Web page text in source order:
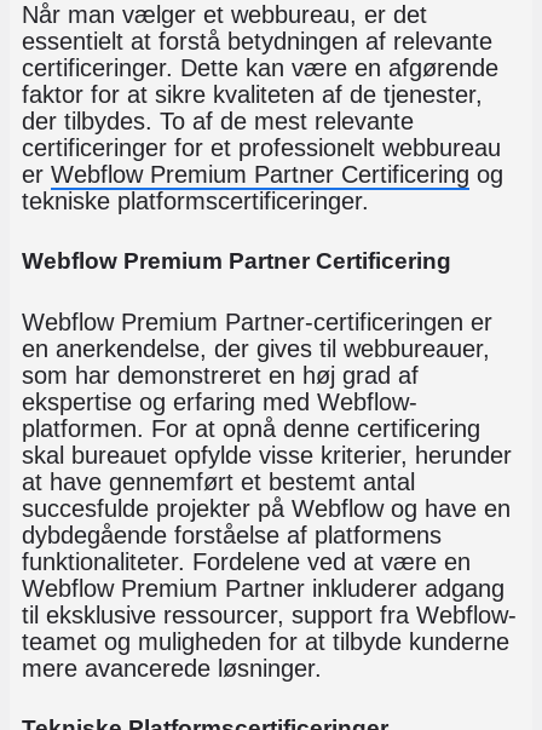
Når man vælger et webbureau, er det
essentielt at forstå betydningen af relevante
certificeringer. Dette kan være en afgørende
faktor for at sikre kvaliteten af de tjenester,
der tilbydes. To af de mest relevante
certificeringer for et professionelt webbureau
er Webflow Premium Partner Certificering og
tekniske platformscertificeringer.
Webflow Premium Partner Certificering
Webflow Premium Partner-certificeringen er
en anerkendelse, der gives til webbureauer,
som har demonstreret en høj grad af
ekspertise og erfaring med Webflow-
platformen. For at opnå denne certificering
skal bureauet opfylde visse kriterier, herunder
at have gennemført et bestemt antal
succesfulde projekter på Webflow og have en
dybdegående forståelse af platformens
funktionaliteter. Fordelene ved at være en
Webflow Premium Partner inkluderer adgang
til eksklusive ressourcer, support fra Webflow-
teamet og muligheden for at tilbyde kunderne
mere avancerede løsninger.